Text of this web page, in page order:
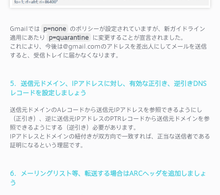
Gmailでは p=none のポリシーが設定されていますが、新ガイドライン
適用にあたり
p=quarantine に変更することが宣言されました。
これにより、今後は@gmail.comのアドレスを差出人にしてメールを送信
すると、受信トレイに届かなくなります。
5．送信元ドメイン、IPアドレスに対し、有効な正引き、逆引きDNS
レコードを設定しましょう
送信元ドメインのAレコードから送信元IPアドレスを参照できるようにし
（正引き）、逆に送信元IPアドレスのPTRレコードから送信元ドメインを参
照できるようにする（逆引き）必要があります。
IPアドレスとドメインの紐付きが双方向で一致すれば、正当な送信者である
証明になるという理屈です。
6．メーリングリスト等、転送する場合はARCヘッダを追加しましょ
う